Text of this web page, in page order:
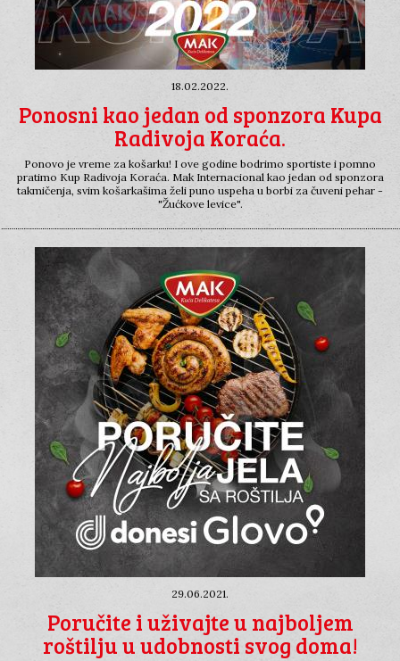
DIMLJENI
TRAJNI
MAST
DIMLJENI
TRAJNI
MAST
18.02.2022.
Ponosni kao jedan od sponzora Kupa
Radivoja Koraća.
Ponovo je vreme za košarku! I ove godine bodrimo sportiste i pomno
pratimo Kup Radivoja Koraća. Mak Internacional kao jedan od sponzora
takmičenja, svim košarkašima želi puno uspeha u borbi za čuveni pehar -
"Žućkove levice".
29.06.2021.
Poručite i uživajte u najboljem
roštilju u udobnosti svog doma!